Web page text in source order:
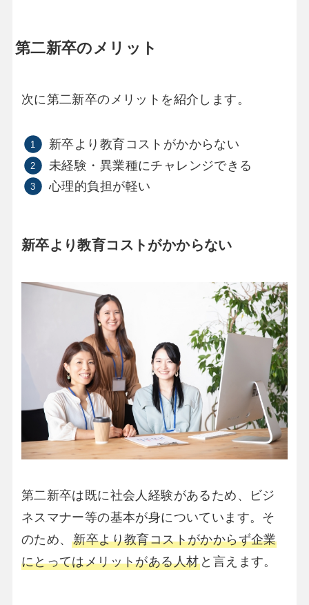
第二新卒のメリット
次に第二新卒のメリットを紹介します。
新卒より教育コストがかからない
未経験・異業種にチャレンジできる
心理的負担が軽い
新卒より教育コストがかからない
第二新卒は既に社会人経験があるため、ビジ
ネスマナー等の基本が身についています。そ
のため、新卒より教育コストがかからず企業
にとってはメリットがある人材 と言えます。